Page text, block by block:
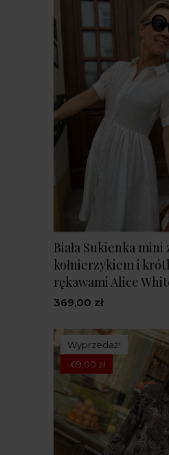
Biała Sukienka mini
kołnierzykiem i
rękawami Alice
369,00 zł
Wyprzedaż!
-69,00 zł